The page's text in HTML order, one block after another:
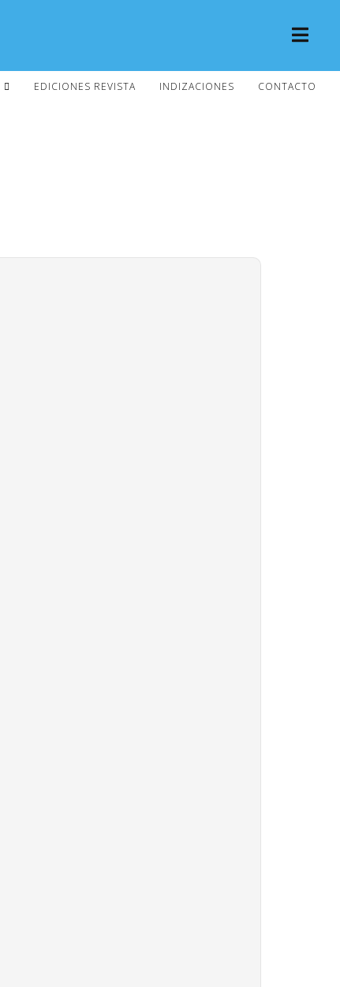
EDICIONES REVISTA INDIZACIONES CONTACTO